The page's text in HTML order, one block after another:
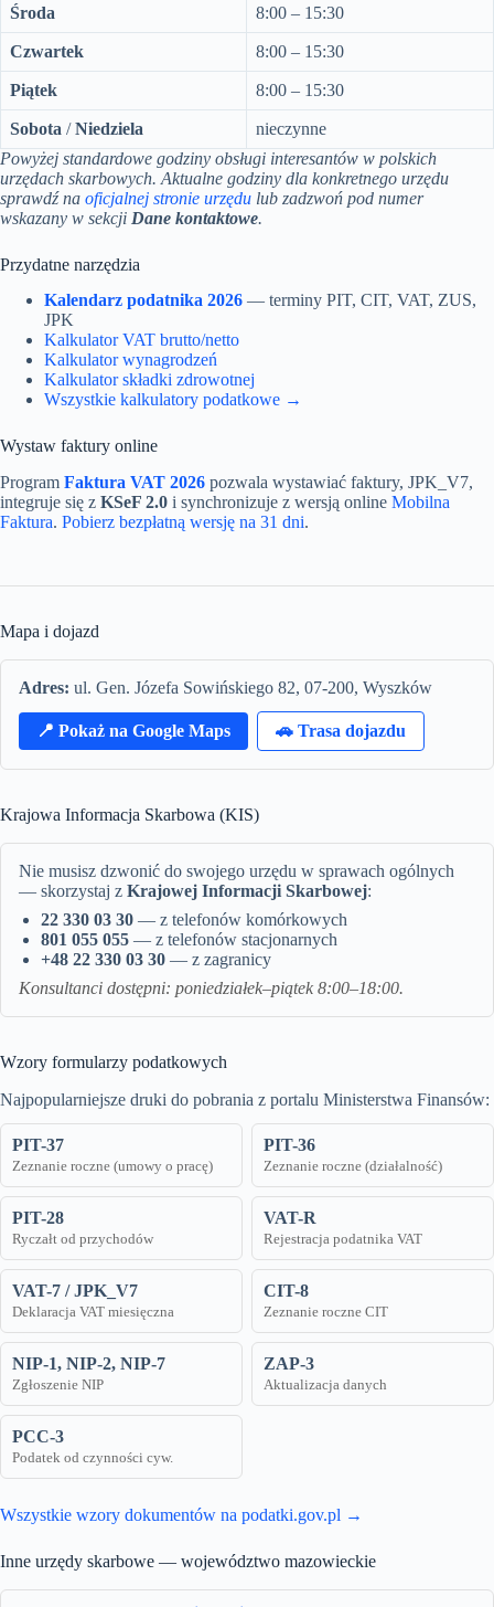
Środa 8:00 – 15:30
Czwartek 8:00 – 15:30
Piątek 8:00 – 15:30
Sobota /Niedziela
nieczynne
Powyżej standardowe godziny obsługi interesantów w polskich
urzędach skarbowych. Aktualne godziny dla konkretnego urzędu
sprawdź na oficjalnej stronie urzędu lub zadzwoń pod numer
wskazany w sekcji Dane kontaktowe.
Przydatne narzędzia
Kalendarz podatnika 2026 — terminy PIT, CIT, VAT, ZUS,
JPK
Kalkulator VAT brutto/netto
Kalkulator wynagrodzeń
Kalkulator składki zdrowotnej
Wszystkie kalkulatory podatkowe →
Wystaw faktury online
Program Faktura VAT 2026 pozwala wystawiać faktury, JPK_V7,
integruje się z KSeF 2.0 i synchronizuje z wersją online Mobilna
Faktura. Pobierz bezpłatną wersję na 31 dni.
Mapa i dojazd
Adres: ul. Gen. Józefa Sowińskiego 82, 07-200, Wyszków
📍 Pokaż na Google Maps 🚗 Trasa dojazdu
Krajowa Informacja Skarbowa (KIS)
Nie musisz dzwonić do swojego urzędu w sprawach ogólnych
— skorzystaj z Krajowej Informacji Skarbowej:
22 330 03 30 — z telefonów komórkowych
801 055 055 — z telefonów stacjonarnych
+48 22 330 03 30 — z zagranicy
Konsultanci dostępni: poniedziałek–piątek 8:00–18:00.
Wzory formularzy podatkowych
Najpopularniejsze druki do pobrania z portalu Ministerstwa Finansów:
PIT-37
Zeznanie roczne (umowy o pracę)
PIT-36
Zeznanie roczne (działalność)
PIT-28
Ryczałt od przychodów
VAT-R
Rejestracja podatnika VAT
VAT-7 / JPK_V7
Deklaracja VAT miesięczna
CIT-8
Zeznanie roczne CIT
NIP-1, NIP-2, NIP-7
Zgłoszenie NIP
ZAP-3
Aktualizacja danych
PCC-3
Podatek od czynności cyw.
Wszystkie wzory dokumentów na podatki.gov.pl →
Inne urzędy skarbowe — województwo mazowieckie